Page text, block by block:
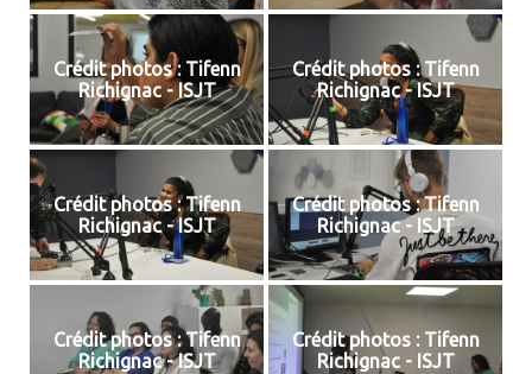
Crédit photos : Tifenn
Richignac - ISJT
Crédit photos : Tifenn
Richignac - ISJT
Crédit photos : Tifenn
Richignac - ISJT
Crédit photos : Tifenn
Richignac - ISJT
Crédit photos : Tifenn
Richignac - ISJT
Crédit photos : Tifenn
Richignac - ISJT